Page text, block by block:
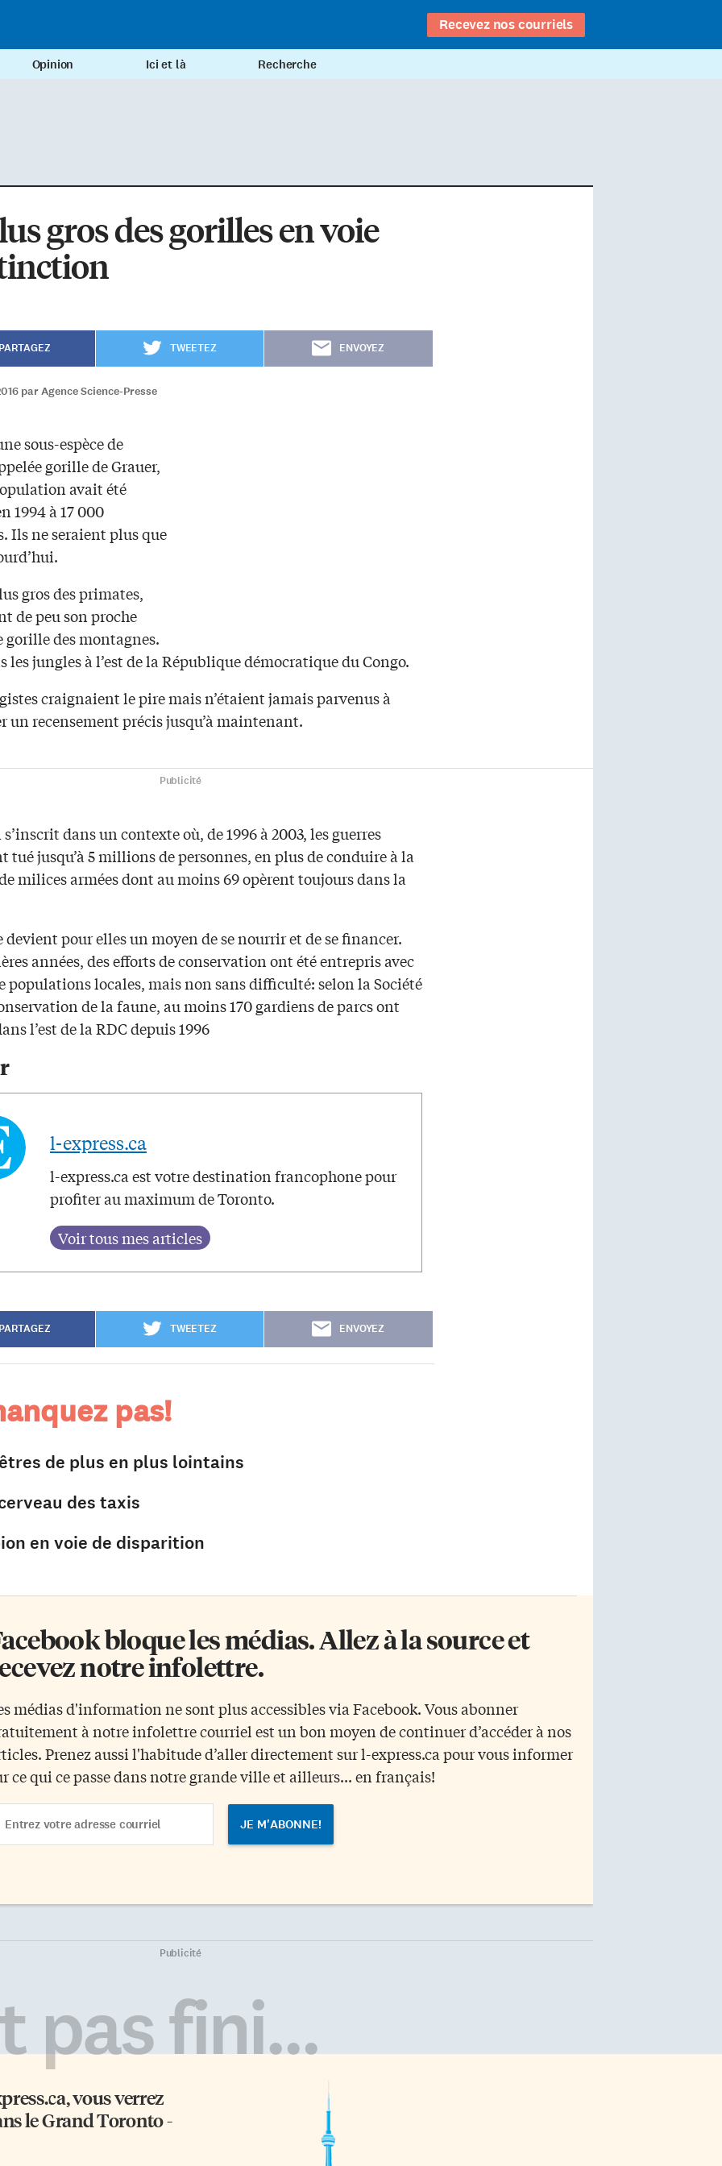
Recevez nos courriels
Opinion Ici et là Recherche
gros des gorilles en voie
TWEETEZ ENVOYEZ
par Agence Science-Presse
sous-espèce de
gorille de Grauer,
avait été
1994 à 17 000
Ils ne seraient plus que
gros des primates,
de peu son proche
gorille des montagnes.
les jungles à l’est de la République démocratique du Congo.
craignaient le pire mais n’étaient jamais parvenus à
un recensement précis jusqu’à maintenant.
Publicité
dans un contexte où, de 1996 à 2003, les guerres
tué jusqu’à 5 millions de personnes, en plus de conduire à la
milices armées dont au moins 69 opèrent toujours dans la
devient pour elles un moyen de se nourrir et de se financer.
années, des efforts de conservation ont été entrepris avec
populations locales, mais non sans difficulté: selon la Société
de la faune, au moins 170 gardiens de parcs ont
l’est de la RDC depuis 1996
l-express.ca
l-express.ca est votre destination francophone pour
profiter au maximum de Toronto.
TWEETEZ ENVOYEZ
pas!
de plus en plus lointains
des taxis
en voie de disparition
bloque les médias. Allez à la source et
notre infolettre.
médias d'information ne sont plus accessibles via Facebook. Vous abonner
à notre infolettre courriel est un bon moyen de continuer d’accéder à nos
Prenez aussi l'habitude d’aller directement sur l-express.ca pour vous informer
ce qui ce passe dans notre grande ville et ailleurs... en français!
Publicité
pas fini...
, vous verrez
le Grand Toronto -